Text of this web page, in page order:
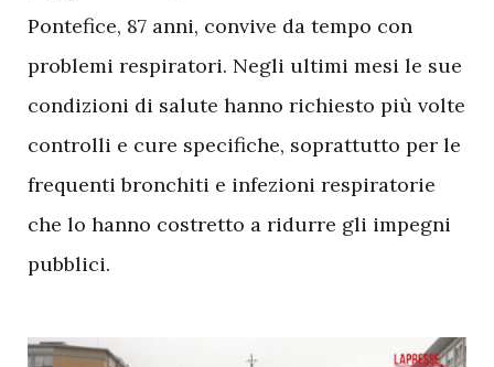
Pontefice, 87 anni, convive da tempo con
problemi respiratori. Negli ultimi mesi le sue
condizioni di salute hanno richiesto più volte
controlli e cure specifiche, soprattutto per le
frequenti bronchiti e infezioni respiratorie
che lo hanno costretto a ridurre gli impegni
pubblici.